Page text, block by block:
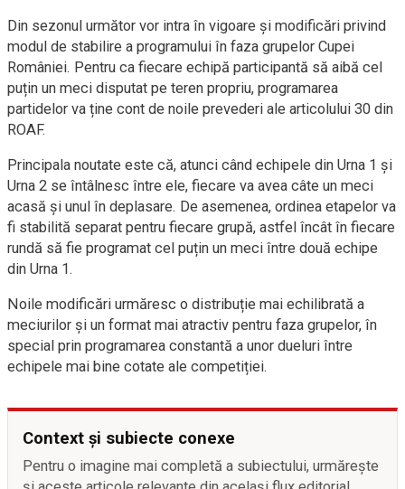
Din sezonul următor vor intra în vigoare și modificări privind
modul de stabilire a programului în faza grupelor Cupei
României. Pentru ca fiecare echipă participantă să aibă cel
puțin un meci disputat pe teren propriu, programarea
partidelor va ține cont de noile prevederi ale articolului 30 din
ROAF.
Principala noutate este că, atunci când echipele din Urna 1 și
Urna 2 se întâlnesc între ele, fiecare va avea câte un meci
acasă și unul în deplasare. De asemenea, ordinea etapelor va
fi stabilită separat pentru fiecare grupă, astfel încât în fiecare
rundă să fie programat cel puțin un meci între două echipe
din Urna 1.
Noile modificări urmăresc o distribuție mai echilibrată a
meciurilor și un format mai atractiv pentru faza grupelor, în
special prin programarea constantă a unor dueluri între
echipele mai bine cotate ale competiției.
Context și subiecte conexe
Pentru o imagine mai completă a subiectului, urmărește